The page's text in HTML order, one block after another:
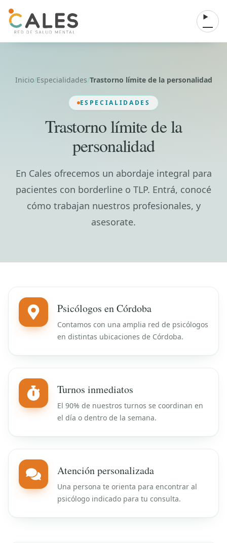
Abrir
Inicio/Especialidades/Trastorno límite de la personalidad
ESPECIALIDADES
Trastorno límite de la
personalidad
En Cales ofrecemos un abordaje integral para
pacientes con borderline o TLP. Entrá, conocé
cómo trabajan nuestros profesionales, y
asesorate.
Psicólogos en Córdoba
Contamos con una amplia red de psicólogos
en distintas ubicaciones de Córdoba.
Turnos inmediatos
El 90% de nuestros turnos se coordinan en
el día o dentro de la semana.
Atención personalizada
Una persona te orienta para encontrar al
psicólogo indicado para tu consulta.